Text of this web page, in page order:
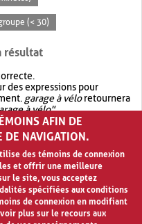
(< 30)
résultat
des expressions pour
garage à véloretournera
à vélo".
avec OR.garage OR vélo
quegarage à vélo
AFIN DE
DE NAVIGATION.
des témoins de connexion
et offrir une meilleure
le site, vous acceptez
spécifiées aux conditions
de connexion en modifiant
plus sur le recours aux